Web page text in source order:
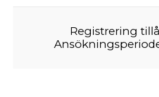
Registrering